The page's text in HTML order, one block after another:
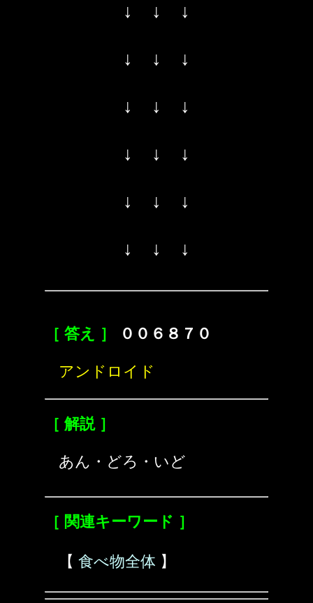
↓ ↓ ↓
↓ ↓ ↓
↓ ↓ ↓
↓ ↓ ↓
↓ ↓ ↓
↓ ↓ ↓
［ 答え ］ ００６８７０
アンドロイド
［ 解説 ］
あん・どろ・いど
［ 関連キーワード ］
【 食べ物全体 】